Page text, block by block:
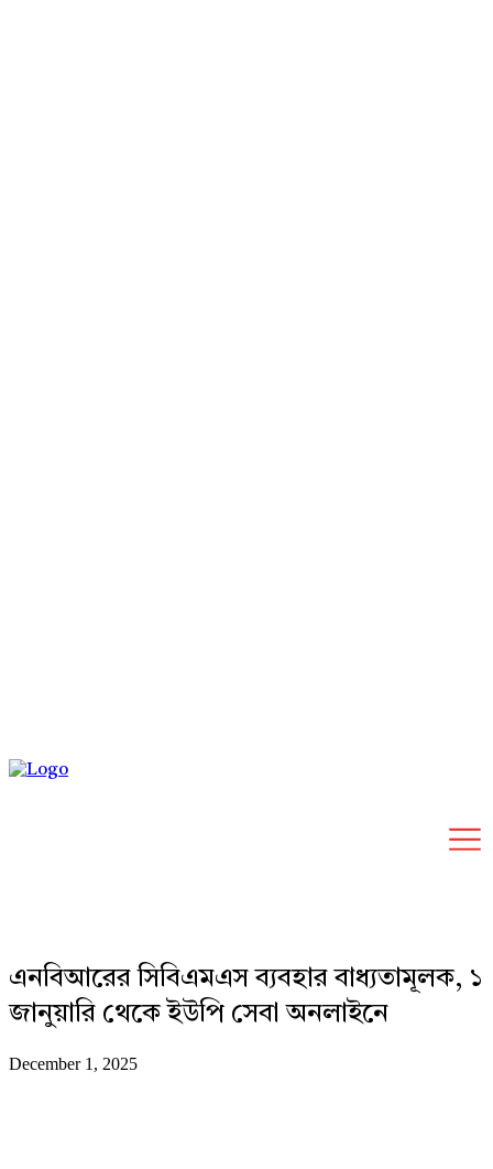
এনবিআরের সিবিএমএস ব্যবহার বাধ্যতামূলক, ১
জানুয়ারি থেকে ইউপি সেবা অনলাইনে
December 1, 2025